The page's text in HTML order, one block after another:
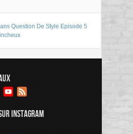
Question De Style Episode 5
InstagramYouTube
INSTAGRAM